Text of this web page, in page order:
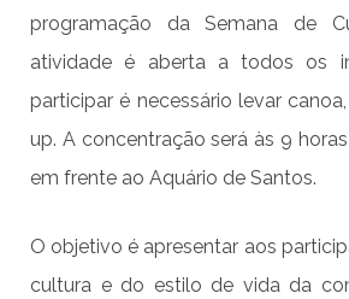
programação da Semana de
atividade é aberta a todos os
participar é necessário levar
up. A concentração será às 9
em frente ao Aquário de Santos.
O objetivo é apresentar aos
cultura e do estilo de vida da